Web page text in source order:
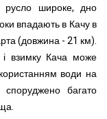
русло широке, дно
впадають в Качу в
(довжина - 21 км).
взимку Кача може
води на
багато